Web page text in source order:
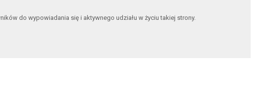
do wypowiadania się i aktywnego udziału w życiu takiej strony.